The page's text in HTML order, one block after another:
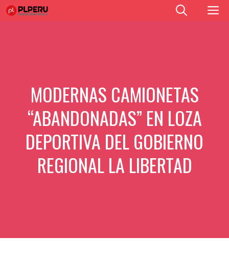
Saltar
MODERNAS CAMIONETAS
“ABANDONADAS” EN LOZA
DEPORTIVA DEL GOBIERNO
REGIONAL LA LIBERTAD